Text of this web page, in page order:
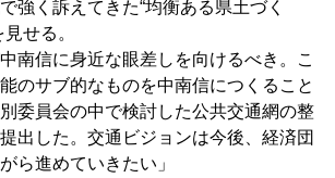
強く訴えてきた“均衡ある県土づく
せる。
南信に身近な眼差しを向けるべき。こ
のサブ的なものを中南信につくること
委員会の中で検討した公共交通網の整
出した。交通ビジョンは今後、経済団
ら進めていきたい」